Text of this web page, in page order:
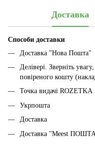
Доставка
Способи доставки
Доставка "Нова Пошта"
Делівері. Зверніть
повіреного кошту
Точка видачі ROZETKA
Укрпошта
Доставка
Доставка "Meest